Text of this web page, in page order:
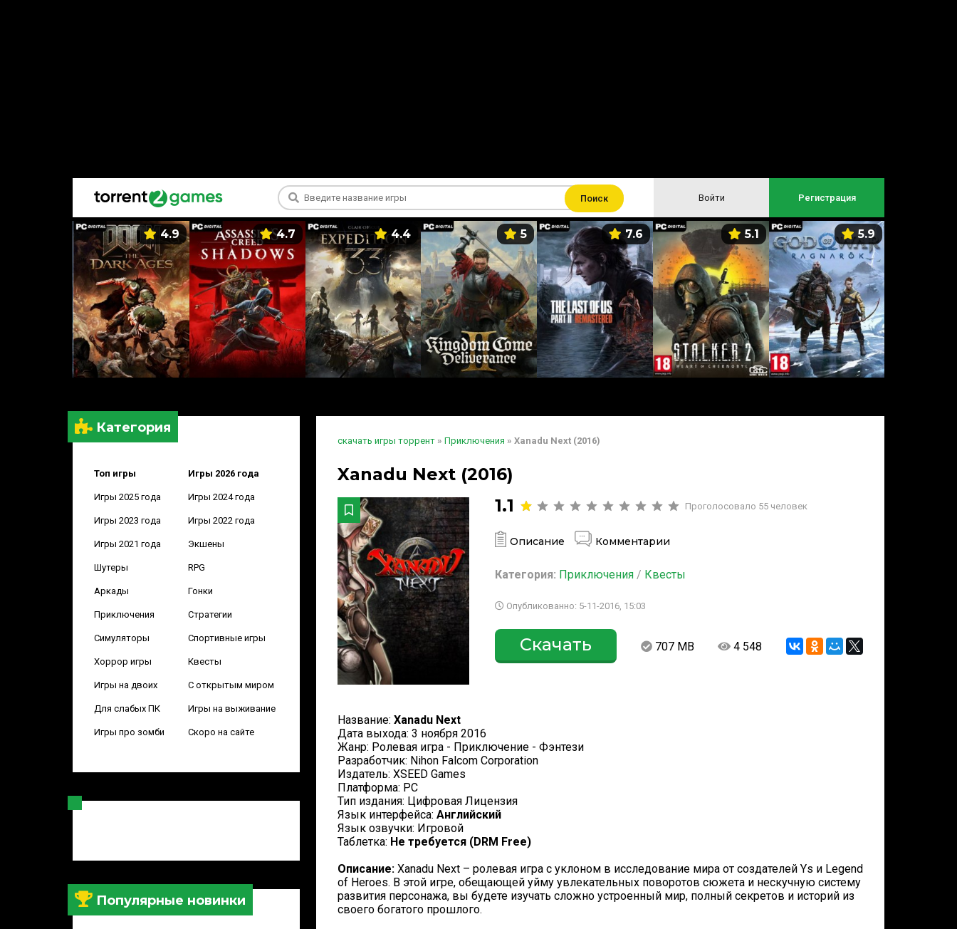
Поиск Войти Регистрация
4.9 4.7 4.4 5 7.6 5.1 5.9
Категория
Топ игры Игры 2026 года
Игры 2025 года Игры 2024 года
Игры 2023 года Игры 2022 года
Игры 2021 года Экшены
Шутеры RPG
Аркады Гонки
Приключения Стратегии
Симуляторы Спортивные игры
Хоррор игры Квесты
Игры на двоих С открытым миром
Для слабых ПК Игры на выживание
Игры про зомби Скоро на сайте
Популярные новинки
скачать игры торрент » Приключения » Xanadu Next (2016)
Xanadu Next (2016)
1.1
Проголосовало 55 человек
Описание Комментарии
Категория: Приключения / Квесты
Опубликованно: 5-11-2016, 15:03
Скачать 707 MB 4 548
Название: Xanadu Next
Дата выхода: 3 ноября 2016
Жанр: Ролевая игра - Приключение - Фэнтези
Разработчик: Nihon Falcom Corporation
Издатель: XSEED Games
Платформа: PC
Тип издания: Цифровая Лицензия
Язык интерфейса: Английский
Язык озвучки: Игровой
Таблетка: Не требуется (DRM Free)
Описание: Xanadu Next – ролевая игра с уклоном в исследование мира от создателей Ys и Legend
of Heroes. В этой игре, обещающей уйму увлекательных поворотов сюжета и нескучную систему
развития персонажа, вы будете изучать сложно устроенный мир, полный секретов и историй из
своего богатого прошлого.